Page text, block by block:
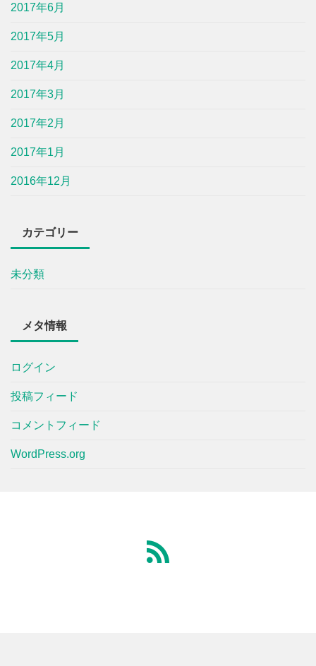
2017年6月
2017年5月
2017年4月
2017年3月
2017年2月
2017年1月
2016年12月
カテゴリー
未分類
メタ情報
ログイン
投稿フィード
コメントフィード
WordPress.org